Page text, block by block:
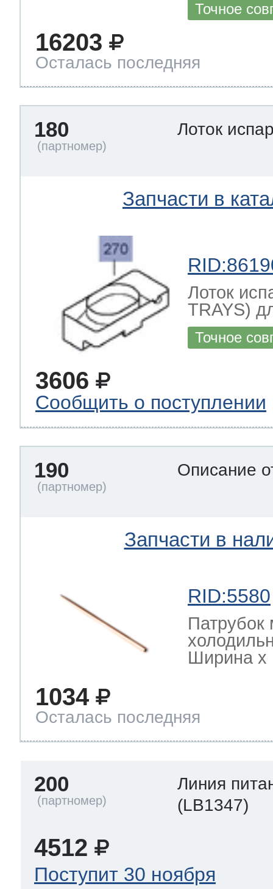
Точное
16203
Осталась последняя
180 Лоток
Запчасти в
Лоток
TRAYS)
Точное
3606
Сообщить о поступлении
190 Описание
Запчасти в
RID:5580
Патрубок
Ширина х
1034
Осталась последняя
200
Линия
(LB1347)
4512
Поступит 30 ноября